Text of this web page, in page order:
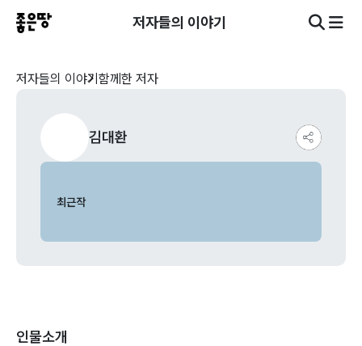
저자들의 이야기
저자들의 이야기 함께한 저자
김대환
최근작
인물소개